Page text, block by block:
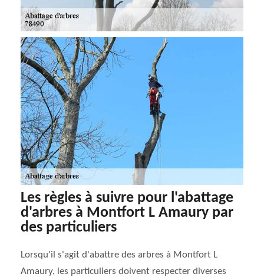
Les règles à suivre pour l'abattage
d'arbres à Montfort L Amaury par
des particuliers
Lorsqu'il s'agit d'abattre des arbres à Montfort L
Amaury, les particuliers doivent respecter diverses